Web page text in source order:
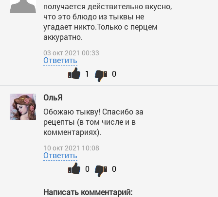
получается действительно вкусно,
что это блюдо из тыквы не
угадает никто.Только с перцем
аккуратно.
03 окт 2021 00:33
Ответить
0
1
ОльЯ
Обожаю тыкву! Спасибо за
рецепты (в том числе и в
комментариях).
10 окт 2021 10:08
Ответить
0
0
Написать комментарий: